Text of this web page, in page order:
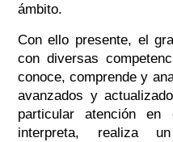
ámbito.
Con ello presente, el
con diversas
conoce, comprende y
avanzados y
particular atención en
interpreta, realiza